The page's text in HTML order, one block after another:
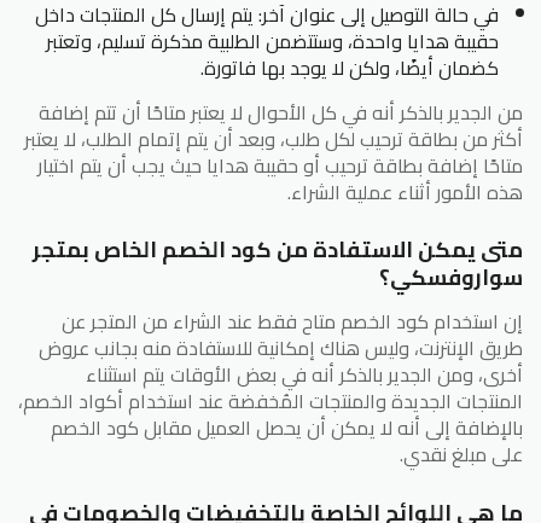
في حالة التوصيل إلى عنوان آخر: يتم إرسال كل المنتجات داخل
حقيبة هدايا واحدة، وستتضمن الطلبية مذكرة تسليم، وتعتبر
كضمان أيضًا، ولكن لا يوجد بها فاتورة.
من الجدير بالذكر أنه في كل الأحوال لا يعتبر متاحًا أن تتم إضافة
أكثر من بطاقة ترحيب لكل طلب، وبعد أن يتم إتمام الطلب، لا يعتبر
متاحًا إضافة بطاقة ترحيب أو حقيبة هدايا حيث يجب أن يتم اختيار
هذه الأمور أثناء عملية الشراء.
متى يمكن الاستفادة من كود الخصم الخاص بمتجر
سواروفسكي؟
إن استخدام كود الخصم متاح فقط عند الشراء من المتجر عن
طريق الإنترنت، وليس هناك إمكانية للاستفادة منه بجانب عروض
أخرى، ومن الجدير بالذكر أنه في بعض الأوقات يتم استثناء
المنتجات الجديدة والمنتجات المُخفضة عند استخدام أكواد الخصم،
بالإضافة إلى أنه لا يمكن أن يحصل العميل مقابل كود الخصم
على مبلغ نقدي.
ما هي اللوائح الخاصة بالتخفيضات والخصومات في